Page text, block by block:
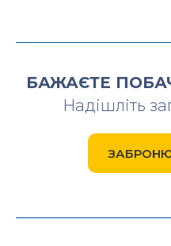
БАЖАЄТЕ
Надішліть